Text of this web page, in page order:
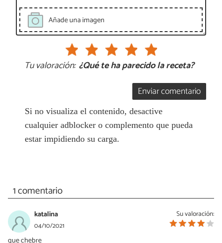
Añade una imagen
Tu valoración: ¿Qué te ha parecido la receta?
Enviar comentario
Si no visualiza el contenido, desactive
cualquier adblocker o complemento que pueda
estar impidiendo su carga.
1 comentario
Su valoración:
katalina
04/10/2021